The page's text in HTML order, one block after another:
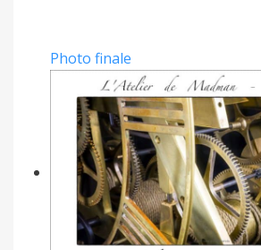
Photo finale